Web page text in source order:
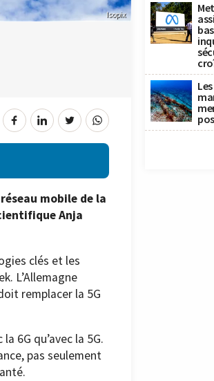
Isopix
mobile de la
Anja
clés et les
L’Allemagne
remplacer la 5G
6G qu’avec la 5G.
pas seulement